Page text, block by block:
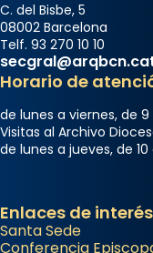
C. del Bisbe, 5
08002 Barcelona
Telf. 93 270 10 10
Horario de
de lunes a viernes, de 9
Visitas al Archivo
de lunes a jueves, de 10
Enlaces de
Santa Sede
Conferencia